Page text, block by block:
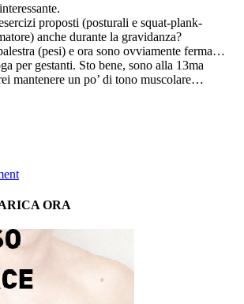
proposti (posturali e squat-plank-
anche durante la gravidanza?
(pesi) e ora sono ovviamente ferma…
per gestanti. Sto bene, sono alla 13ma
mantenere un po’ di tono muscolare…
ORA